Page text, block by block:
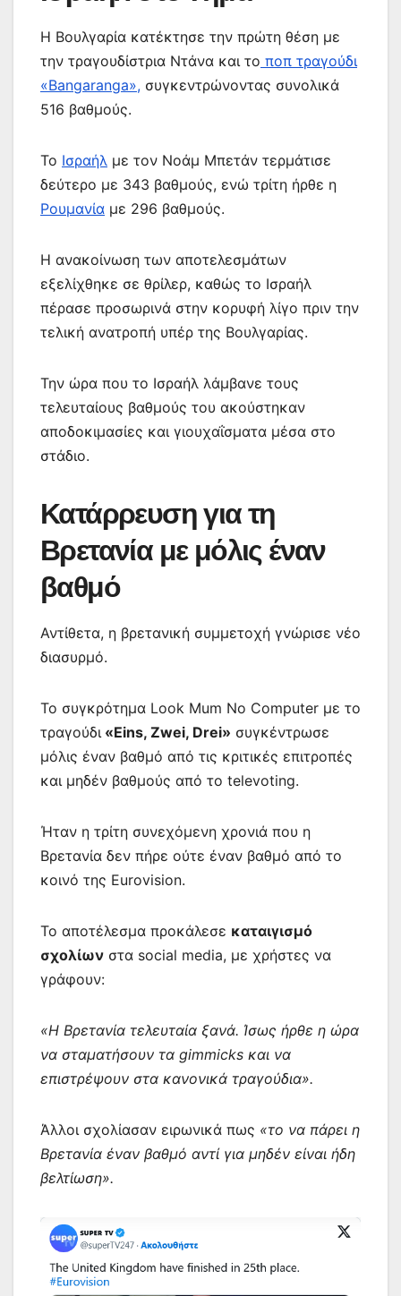
Η Βουλγαρία κατέκτησε την πρώτη θέση με
την τραγουδίστρια Ντάνα και το ποπ τραγούδι
«Bangaranga», συγκεντρώνοντας συνολικά
516 βαθμούς.
Το Ισραήλ με τον Νοάμ Μπετάν τερμάτισε
δεύτερο με 343 βαθμούς, ενώ τρίτη ήρθε η
Ρουμανία με 296 βαθμούς.
Η ανακοίνωση των αποτελεσμάτων
εξελίχθηκε σε θρίλερ, καθώς το Ισραήλ
πέρασε προσωρινά στην κορυφή λίγο πριν την
τελική ανατροπή υπέρ της Βουλγαρίας.
Την ώρα που το Ισραήλ λάμβανε τους
τελευταίους βαθμούς του ακούστηκαν
αποδοκιμασίες και γιουχαΐσματα μέσα στο
στάδιο.
Κατάρρευση για τη
Βρετανία με μόλις έναν
βαθμό
Αντίθετα, η βρετανική συμμετοχή γνώρισε νέο
διασυρμό.
Το συγκρότημα Look Mum No Computer με το
τραγούδι «Eins, Zwei, Drei» συγκέντρωσε
μόλις έναν βαθμό από τις κριτικές επιτροπές
και μηδέν βαθμούς από το televoting.
Ήταν η τρίτη συνεχόμενη χρονιά που η
Βρετανία δεν πήρε ούτε έναν βαθμό από το
κοινό της Eurovision.
Το αποτέλεσμα προκάλεσε καταιγισμό
σχολίων στα social media, με χρήστες να
γράφουν:
«Η Βρετανία τελευταία ξανά. Ίσως ήρθε η ώρα
να σταματήσουν τα gimmicks και να
επιστρέψουν στα κανονικά τραγούδια».
Άλλοι σχολίασαν ειρωνικά πως «το να πάρει η
Βρετανία έναν βαθμό αντί για μηδέν είναι ήδη
βελτίωση».